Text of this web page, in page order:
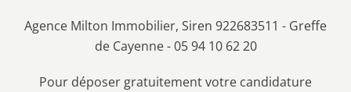
Agence Milton Immobilier, Siren 922683511 - Greffe
de Cayenne - 05 94 10 62 20
Pour déposer gratuitement votre candidature